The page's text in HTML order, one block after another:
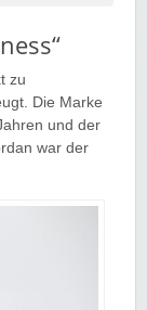
zu
Die Marke
und der
war der